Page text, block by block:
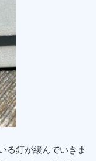
る釘が緩んでいきま